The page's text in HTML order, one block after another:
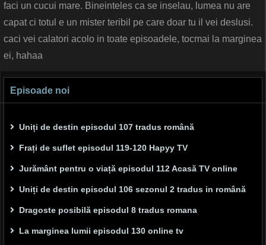
faci un cucui mare. Bineinteles ca se inselau, lumea nu are
capat ci totul e un mister teribil pe care doar tu il vei deslusi.
caci vei calatori acolo in toate episoadele, tocmai la marginea
ei, hahaa
Episoade noi
Uniți de destin episodul 107 tradus română
Frați de suflet episodul 119-120 Hapyy TV
Jurământ pentru o viață episodul 112 Acasă TV online
Uniți de destin episodul 106 sezonul 2 tradus in română
Dragoste posibilă episodul 8 tradus romana
La marginea lumii episodul 130 online tv